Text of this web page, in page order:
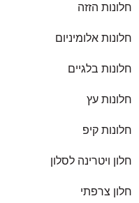
חלונות הזזה
חלונות אלומיניום
חלונות בלגיים
חלונות עץ
חלונות קיפ
חלון ויטרינה לסלון
חלון צרפתי